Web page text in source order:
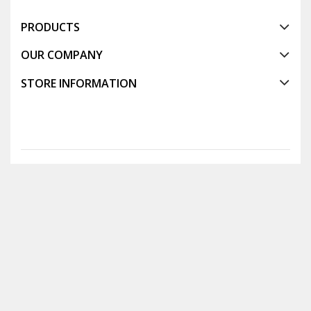
PRODUCTS
OUR COMPANY
STORE INFORMATION